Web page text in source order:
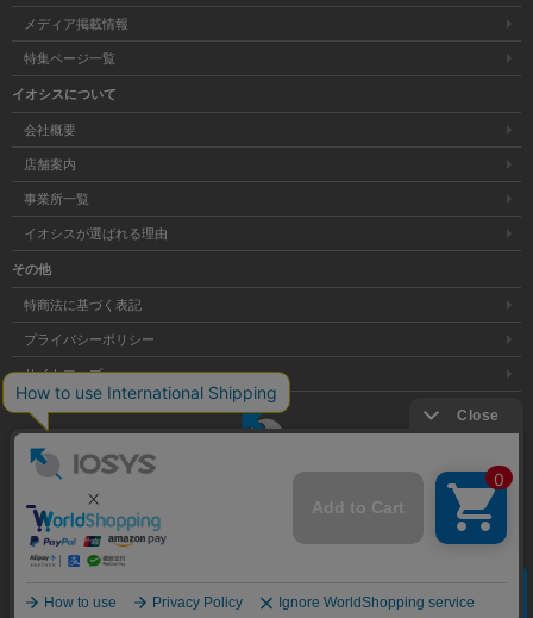
メディア掲載情報
特集ページ一覧
イオシスについて
会社概要
店舗案内
事業所一覧
イオシスが選ばれる理由
その他
特商法に基づく表記
プライバシーポリシー
サイトマップ
大阪府公安委員会発行 古物商許可証 第621121002176号
Copyright © 株式会社イオシス All Rights Reserved. クリア
商品を探す